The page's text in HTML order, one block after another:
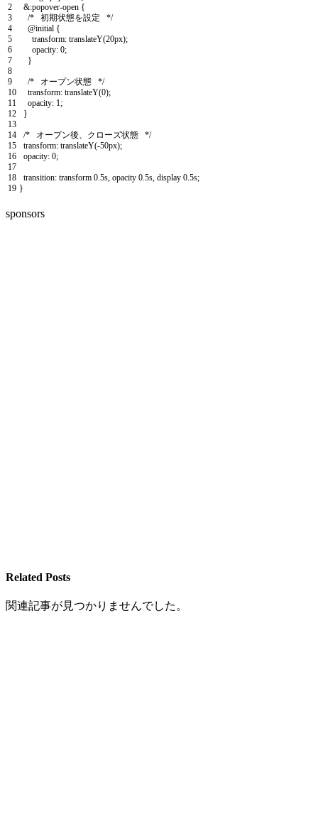
2
3
4
5
6
7
8
9
10
11
12
13
14
15
16
17
18
19
&:popover-open {
/* 初期状態を設定 */
@initial {
transform: translateY(20px);
opacity: 0;
}
/* オープン状態 */
transform: translateY(0);
opacity: 1;
}
/* オープン後、クローズ状態 */
transform: translateY(-50px);
opacity: 0;
transition: transform 0.5s, opacity 0.5s, display 0.5s;
}
sponsors
Related Posts
関連記事が見つかりませんでした。